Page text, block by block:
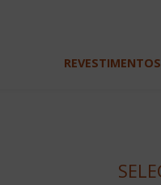
REVESTIMENTOS